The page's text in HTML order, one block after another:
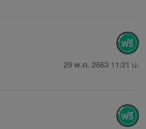
29 พ.ค. 2563 11:21 น.